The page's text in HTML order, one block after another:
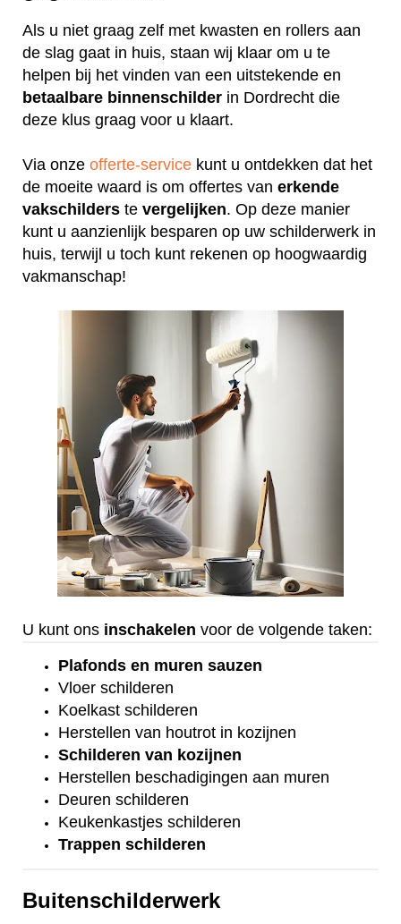
Als u niet graag zelf met kwasten en rollers aan
de slag gaat in huis, staan wij klaar om u te
helpen bij het vinden van een uitstekende en
betaalbare binnenschilder in Dordrecht die
deze klus graag voor u klaart.
Via onze offerte-service kunt u ontdekken dat het
de moeite waard is om offertes van erkende
vakschilders te vergelijken. Op deze manier
kunt u aanzienlijk besparen op uw schilderwerk in
huis, terwijl u toch kunt rekenen op hoogwaardig
vakmanschap!
U kunt ons inschakelen voor de volgende taken:
Plafonds en muren sauzen
Vloer schilderen
Koelkast schilderen
Herstellen van houtrot in kozijnen
Schilderen van kozijnen
Herstellen beschadigingen aan muren
Deuren schilderen
Keukenkastjes schilderen
Trappen schilderen
Buitenschilderwerk